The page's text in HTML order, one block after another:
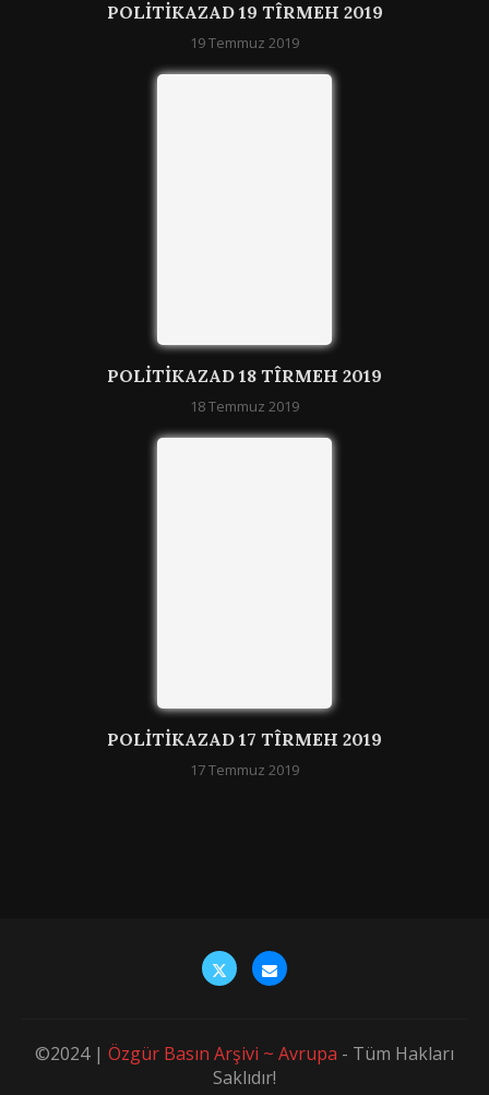
POLITIKAZAD 19 TÎRMEH 2019
19 Temmuz 2019
POLITIKAZAD 18 TÎRMEH 2019
18 Temmuz 2019
POLITIKAZAD 17 TÎRMEH 2019
17 Temmuz 2019
©2024 | Özgür Basın Arşivi ~ Avrupa - Tüm Hakları
Saklıdır!